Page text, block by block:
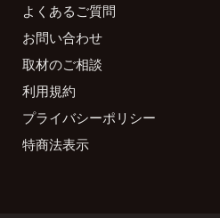
よくあるご質問
お問い合わせ
取材のご相談
利用規約
プライバシーポリシー
特商法表示